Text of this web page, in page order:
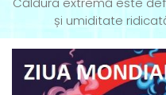
și umiditate